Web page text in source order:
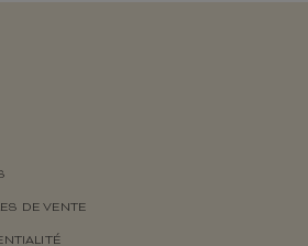
DE VENTE